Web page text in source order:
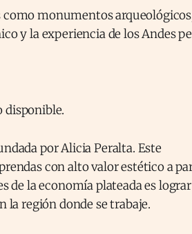
monumentos
y la experiencia de los Andes
por Alicia Peralta. Este
con alto valor estético a
de la economía plateada es
la región donde se trabaje.